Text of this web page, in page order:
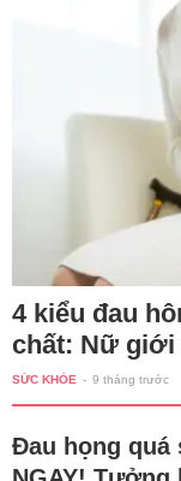
4 kiểu đau
chất: Nữ giới
SỨC KHỎE - 9 tháng trước
Đau họng quá